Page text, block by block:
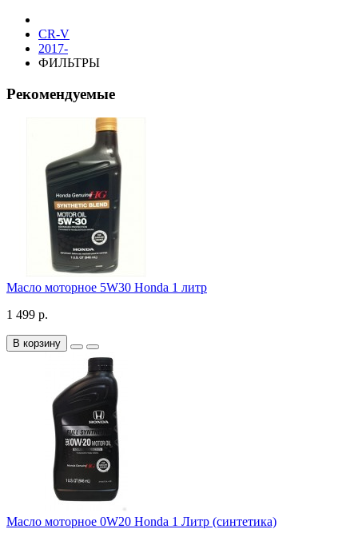
CR-V
2017-
ФИЛЬТРЫ
Рекомендуемые
Масло моторное 5W30 Honda 1 литр
1 499 р.
В корзину
Масло моторное 0W20 Honda 1 Литр (синтетика)